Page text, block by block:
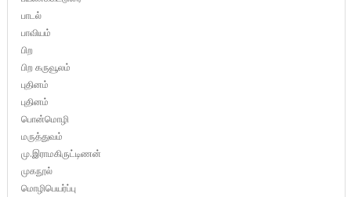
பாடல்
பாவியம்
பிற
பிற கருவூலம்
புதினம்
புதினம்
பொன்மொழி
மருத்துவம்
மு.இராமகிருட்டிணன்
முகநூல்
மொழிபெயர்ப்பு